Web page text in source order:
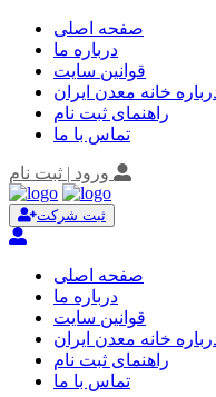
صفحه اصلی
درباره ما
قوانین سایت
خانه معدن ایران
راهنمای ثبت نام
تماس با ما
ورود | ثبت نام
ثبت شرکت
صفحه اصلی
درباره ما
قوانین سایت
خانه معدن ایران
راهنمای ثبت نام
تماس با ما